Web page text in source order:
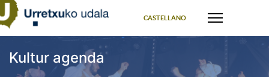
CASTELLANO
Kultur agenda